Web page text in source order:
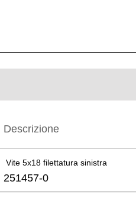
Descrizione
Vite 5x18 filettatura sinistra
251457-0